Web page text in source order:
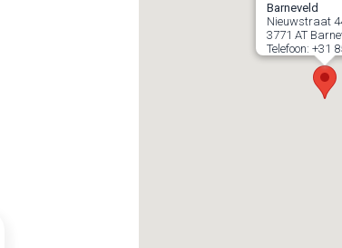
Barneveld
Nieuwstraat
3771 AT
Telefoon: +31